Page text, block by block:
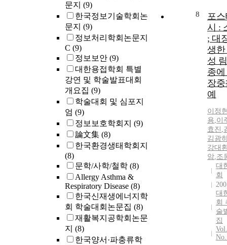
문지 (9)
한국정보기술학회논
문지 (9)
정보처리학회논문지
C (9)
정보보안 (9)
대한용접학회 특별
강연 및 학술발표대회
개요집 (9)
학술대회 및 심포지
엄 (9)
정보보호학회지 (9)
論文集 (8)
한국환경생태학회지
(8)
문학/사학/철학 (8)
Allergy Asthma &
Respiratory Disease (8)
한국신재생에너지학
회 학술대회논문집 (8)
재활복지공학회논문
지 (8)
한국양서·파충류학
8
포
시 :
; 대
생한
성
종
장중
예
이정
용,이
효진 ,
김광
강대
암,조
대
회
대
회
술
집